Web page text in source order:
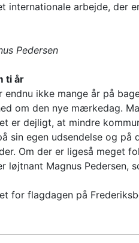
internationale arbejde, der
Pedersen
ti år
endnu ikke mange år på
om den nye mærkedag.
er dejligt, at mindre
sin egen udsendelse og på
Om der er ligeså meget
løjtnant Magnus
for flagdagen på